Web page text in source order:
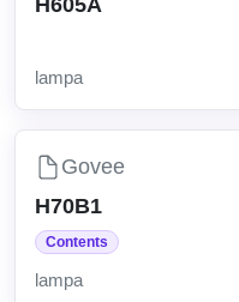
lampa
Govee
H70B1
Contents
lampa